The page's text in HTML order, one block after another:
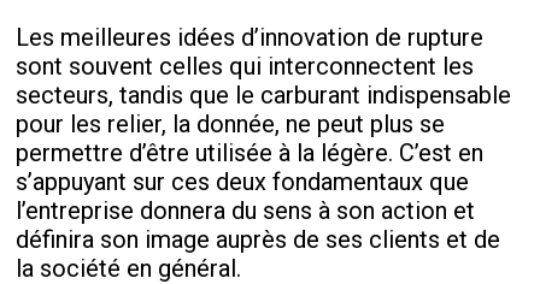
Les meilleures idées d’innovation de rupture
sont souvent celles qui interconnectent les
secteurs, tandis que le carburant indispensable
pour les relier, la donnée, ne peut plus se
permettre d’être utilisée à la légère. C’est en
s’appuyant sur ces deux fondamentaux que
l’entreprise donnera du sens à son action et
définira son image auprès de ses clients et de
la société en général.